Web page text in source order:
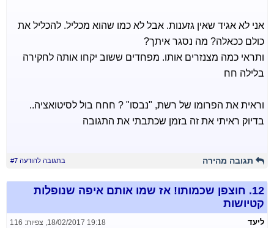
אני לא אגיד שאין גזענות. אבל לא כמו שהוא מכליל. להכליל את
כולם ככאלה? מה נסגר איתך?
ותראי כמה מצנזרים אותו. מפחדים ששוב יקחו אותה לחקירה
בלילה חח
וראית את הפרומו של רשת, "נבסו" ? חחח בול לסיטואציה..
בדיוק ראיתי את זה בזמן שכתבתי את התגובה
תגובה מהירה בתגובה להודעה #7
12. חוצפן שכמותו! אז שמו אותם איפה שנופלות
קטיושות
ליעד 18/02/2017 19:18
, צפיות: 116